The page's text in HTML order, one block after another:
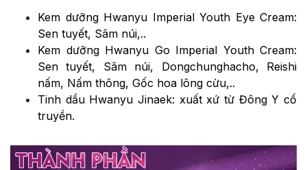
Kem dưỡng Hwanyu Imperial Youth Eye Cream:
Sen tuyết, Sâm núi,..
Kem dưỡng Hwanyu Go Imperial Youth Cream:
Sen tuyết, Sâm núi, Dongchunghacho, Reishi
nấm, Nấm thông, Gốc hoa lông cừu,..
Tinh dầu Hwanyu Jinaek: xuất xứ từ Đông Y cổ
truyền.